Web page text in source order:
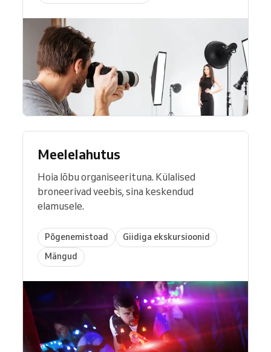
Meelelahutus
Hoia lõbu organiseerituna. Külalised
broneerivad veebis, sina keskendud
elamusele.
Põgenemistoad
Giidiga ekskursioonid
Mängud